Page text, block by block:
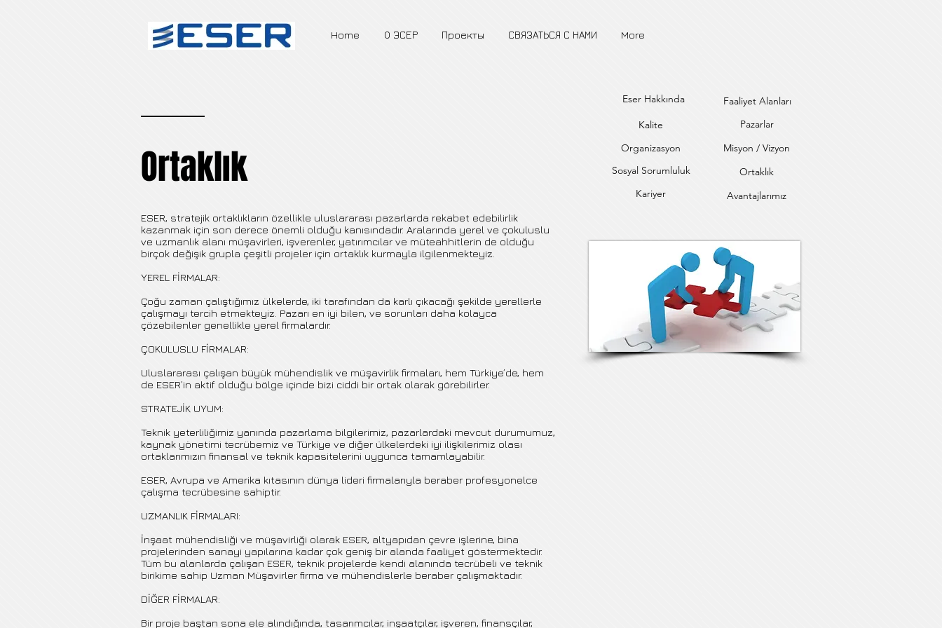
Home О ЭСЕР Проекты СВЯЗАТЬСЯ С НАМИ More
Ortaklık
ESER, stratejik ortaklıkların özellikle uluslararası pazarlarda rekabet edebilirlik
kazanmak için son derece önemli olduğu kanısındadır. Aralarında yerel ve çokuluslu
ve uzmanlık alanı müşavirleri, işverenler, yatırımcılar ve müteahhitlerin de olduğu
birçok değişik grupla çeşitli projeler için ortaklık kurmayla ilgilenmekteyiz.
YEREL FİRMALAR:
Çoğu zaman çalıştığımız ülkelerde, iki tarafından da karlı çıkacağı şekilde yerellerle
çalışmayı tercih etmekteyiz. Pazarı en iyi bilen, ve sorunları daha kolayca
çözebilenler genellikle yerel firmalardır.
ÇOKULUSLU FİRMALAR:
Uluslararası çalışan büyük mühendislik ve müşavirlik firmaları, hem Türkiye’de, hem
de ESER’in aktif olduğu bölge içinde bizi ciddi bir ortak olarak görebilirler.
STRATEJİK UYUM:
Teknik yeterliliğimiz yanında pazarlama bilgilerimiz, pazarlardaki mevcut durumumuz,
kaynak yönetimi tecrübemiz ve Türkiye ve diğer ülkelerdeki iyi ilişkilerimiz olası
ortaklarımızın finansal ve teknik kapasitelerini uygunca tamamlayabilir.
ESER, Avrupa ve Amerika kıtasının dünya lideri firmalarıyla beraber profesyonelce
çalışma tecrübesine sahiptir.
UZMANLIK FİRMALARI:
İnşaat mühendisliği ve müşavirliği olarak ESER, altyapıdan çevre işlerine, bina
projelerinden sanayi yapılarına kadar çok geniş bir alanda faaliyet göstermektedir.
Tüm bu alanlarda çalışan ESER, teknik projelerde kendi alanında tecrübeli ve teknik
birikime sahip Uzman Müşavirler firma ve mühendislerle beraber çalışmaktadır.
DİĞER FİRMALAR:
Bir proje baştan sona ele alındığında, tasarımcılar, inşaatçılar, işveren, finansçılar,
Eser Hakkında
Kalite
Organizasyon
Sosyal Sorumluluk
Kariyer
Faaliyet Alanları
Pazarlar
Misyon / Vizyon
Ortaklık
Avantajlarımız